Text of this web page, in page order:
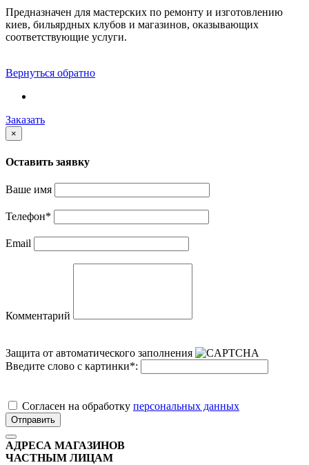
Предназначен для мастерских по ремонту и изготовлению
киев, бильярдных клубов и магазинов, оказывающих
соответствующие услуги.
Вернуться обратно
Заказать
×
Оставить заявку
Ваше имя
Телефон*
Email
Комментарий
Защита от автоматического заполнения
Введите слово с картинки*:
Cогласен на обработку персональных данных
Отправить
АДРЕСА МАГАЗИНОВ
ЧАСТНЫМ ЛИЦАМ